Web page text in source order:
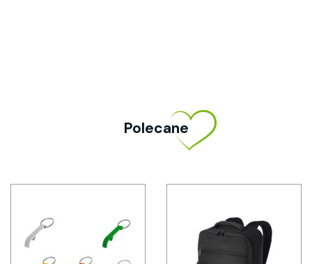
Polecane